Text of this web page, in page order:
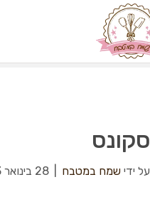
סקונס
על ידי שמח במטבח 28 בינואר 2023